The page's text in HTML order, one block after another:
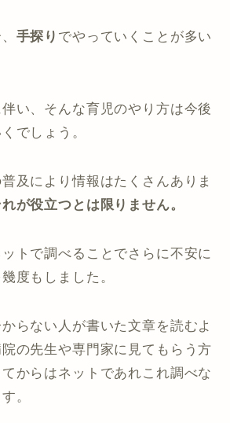
手探り でやっていくことが多い
い、そんな育児のやり方は今後
でしょう。
及により情報はたくさんありま
が役立つとは限りません。
トで調べることでさらに不安に
度もしました。
からない人が書いた文章を読むよ
の先生や専門家に見てもらう方
からはネットであれこれ調べな
。